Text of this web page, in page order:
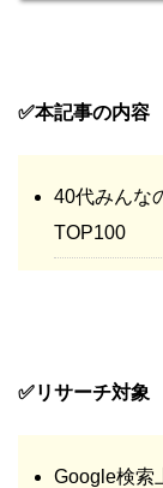
✅本記事の内容
40代みんな
TOP100
✅リサーチ対象
Google検索